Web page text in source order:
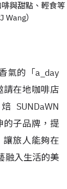
與甜點、輕食等
）
氣的「a_day
請在地咖啡店
SUNDaWN
的子品牌，提
旅人能夠在
融入生活的美